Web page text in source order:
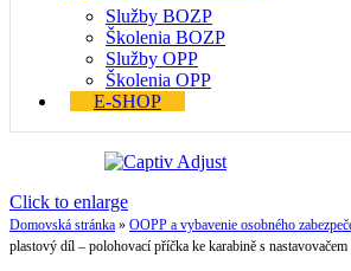
Služby BOZP
Školenia BOZP
Služby OPP
Školenia OPP
E-SHOP
Click to enlarge
Domovská stránka » OOPP a vybavenie osobného
plastový díl – polohovací příčka ke karabině s